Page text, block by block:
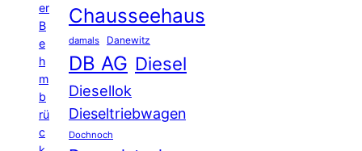
er
B
e
h
m
b
rü
c
Chausseehaus
damals Danewitz
DB AG Diesel
Diesellok
Dieseltriebwagen
Dochnoch